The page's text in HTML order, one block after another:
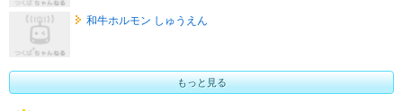
和牛ホルモン しゅうえん
もっと見る